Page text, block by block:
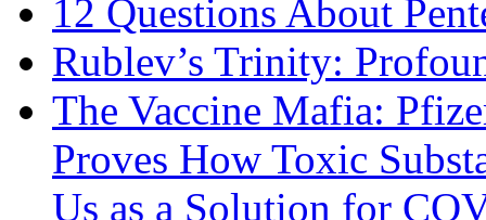
12 Questions About
Rublev’s Trinity:
The Vaccine Mafia:
Proves How Toxic
Us as a Solution for